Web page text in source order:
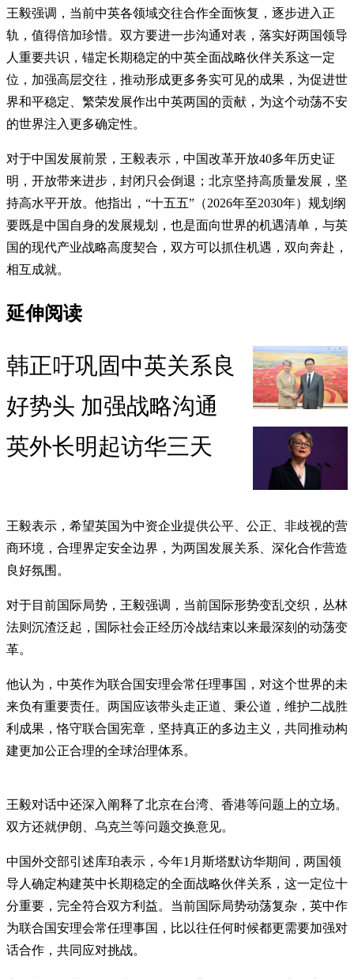
王毅强调，当前中英各领域交往合作全面恢复，逐步进入正
轨，值得倍加珍惜。双方要进一步沟通对表，落实好两国领导
人重要共识，锚定长期稳定的中英全面战略伙伴关系这一定
位，加强高层交往，推动形成更多务实可见的成果，为促进世
界和平稳定、繁荣发展作出中英两国的贡献，为这个动荡不安
的世界注入更多确定性。
对于中国发展前景，王毅表示，中国改革开放40多年历史证
明，开放带来进步，封闭只会倒退；北京坚持高质量发展，坚
持高水平开放。他指出，“十五五”（2026年至2030年）规划纲
要既是中国自身的发展规划，也是面向世界的机遇清单，与英
国的现代产业战略高度契合，双方可以抓住机遇，双向奔赴，
相互成就。
延伸阅读
韩正吁巩固中英关系良
好势头 加强战略沟通
英外长明起访华三天
王毅表示，希望英国为中资企业提供公平、公正、非歧视的营
商环境，合理界定安全边界，为两国发展关系、深化合作营造
良好氛围。
对于目前国际局势，王毅强调，当前国际形势变乱交织，丛林
法则沉渣泛起，国际社会正经历冷战结束以来最深刻的动荡变
革。
他认为，中英作为联合国安理会常任理事国，对这个世界的未
来负有重要责任。两国应该带头走正道、秉公道，维护二战胜
利成果，恪守联合国宪章，坚持真正的多边主义，共同推动构
建更加公正合理的全球治理体系。
王毅对话中还深入阐释了北京在台湾、香港等问题上的立场。
双方还就伊朗、乌克兰等问题交换意见。
中国外交部引述库珀表示，今年1月斯塔默访华期间，两国领
导人确定构建英中长期稳定的全面战略伙伴关系，这一定位十
分重要，完全符合双方利益。当前国际局势动荡复杂，英中作
为联合国安理会常任理事国，比以往任何时候都更需要加强对
话合作，共同应对挑战。